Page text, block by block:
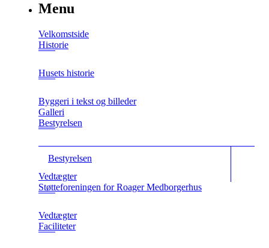
Menu
Velkomstside
Historie
Husets historie
Byggeri i tekst og billeder
Galleri
Bestyrelsen
Bestyrelsen
Vedtægter
Støtteforeningen for Roager Medborgerhus
Vedtægter
Faciliteter